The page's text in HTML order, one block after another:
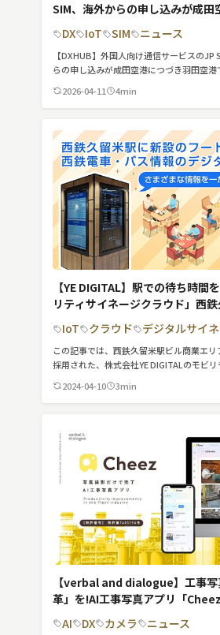
SIM、海外からの申し込みが成田
DX IoT SIM ニュース
【DXHUB】外国人向け通信サービスのJP
らの申し込みが成田空港につづき羽田空港
サービスを開始
2026-04-11 4min
【YE DIGITAL】駅での待ち時間
リティサイネージクラウド」西
コートにて西鉄電車・バスのデジ
ト
IoT クラウド デジタルサイ
この記事では、西鉄久留米駅ビル商業エ
採用された、株式会社YE DIGITALのモビ
2024-04-10 3min
【verbal and dialogue】工事写
革」を!AI工事写真アプリ「
AI DX カメラ ニュース